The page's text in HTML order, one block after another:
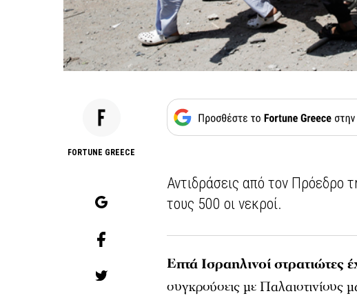
FORTUNE GREECE
Αντιδράσεις από τον Πρόεδρο
τους 500 οι νεκροί.
Επτά Ισραηλινοί
συγκρούσεις με Παλαιστινίους